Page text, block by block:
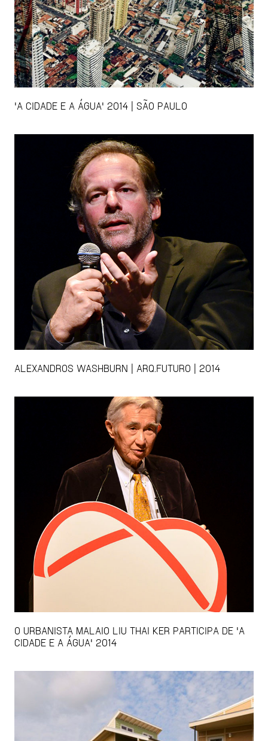
'A CIDADE E A ÁGUA' 2014 | SÃO PAULO
ALEXANDROS WASHBURN | ARQ.FUTURO | 2014
O URBANISTA MALAIO LIU THAI KER PARTICIPA DE 'A
CIDADE E A ÁGUA' 2014